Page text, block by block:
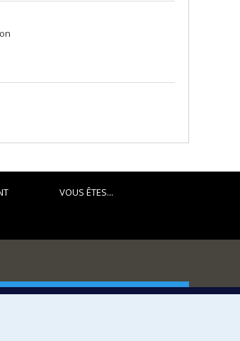
VOUS ÊTES...
FACULTÉ DES ARTS ET DES SCIENCES